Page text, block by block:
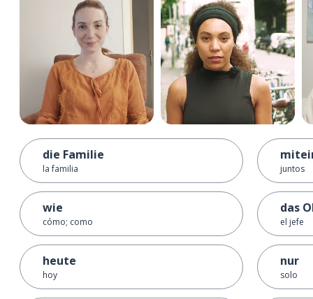
die Familie
la familia
wie
cómo; como
heute
hoy
juntos
das
el jefe
nur
solo